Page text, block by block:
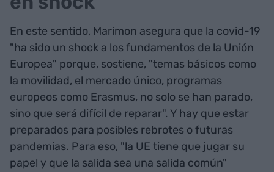
En este sentido, Marimon asegura que la covid-19
"ha sido un shock a los fundamentos de la Unión
Europea" porque, sostiene, "temas básicos como
la movilidad, el mercado único, programas
europeos como Erasmus, no solo se han parado,
sino que será difícil de reparar". Y hay que estar
preparados para posibles rebrotes o futuras
pandemias. Para eso, "la UE tiene que jugar su
papel y que la salida sea una salida común"